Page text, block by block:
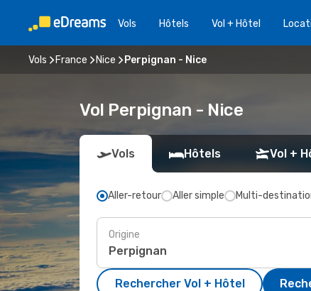
Vols Hôtels Vol + Hôtel
Vols France Nice Perpignan - Nice
Vol Perpignan - Nice
Vols Hôtels Vol +
Aller-retour Aller simple Multi-
Origine
Rechercher Vol + Hôtel